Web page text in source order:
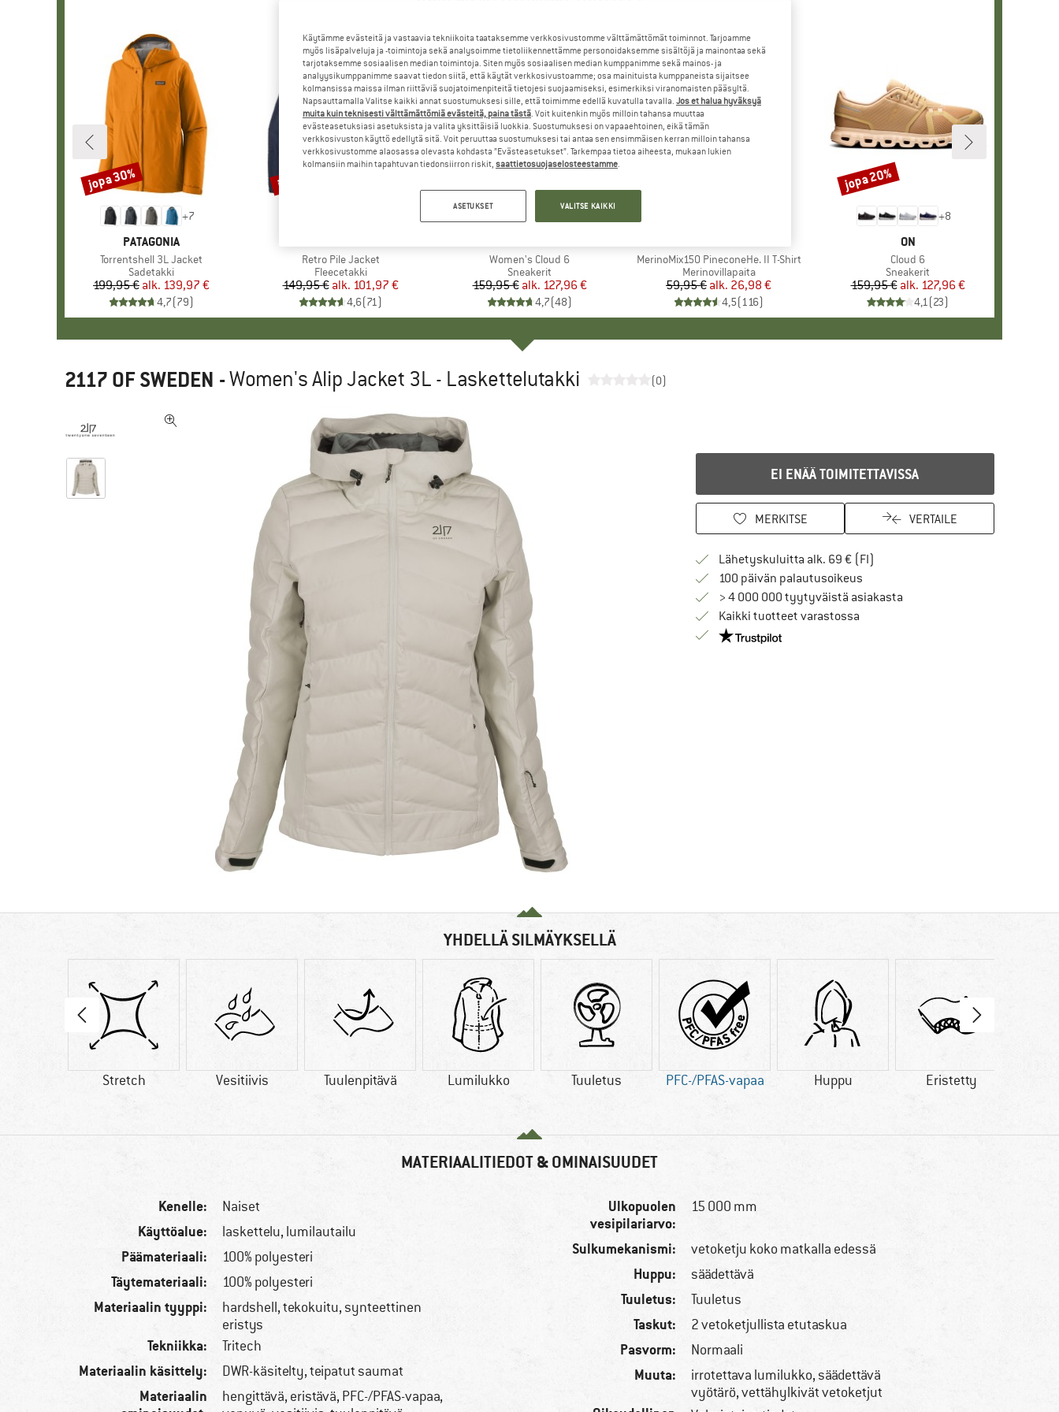
+7
MERKKI
PATAGONIA
Tuote
Torrentshell 3L Jacket
Tuoteryhmä
Sadetakki
Hinta
199,95 € Alennettu hinta
alk. 139,97 €
4,7(79)
Alennus
jopa 30%
Tuote
Retro Pile Jacket
Tuoteryhmä
Fleecetakki
Hinta
149,95 € Alennettu hinta
alk. 101,97 €
4,6(71)
Alennus
jopa 32%
Tuote
Women's Cloud 6
Tuoteryhmä
Sneakerit
Hinta
159,95 € Alennettu hinta
alk. 127,96 €
4,7(48)
jopa 20%
Tuote
MerinoMix150 PineconeHe. II T-Shirt
Tuoteryhmä
Merinovillapaita
Hinta
59,95 € Alennettu hinta
alk. 26,98 €
4,5(116)
+8
MERKKI
ON
Tuote
Cloud 6
Tuoteryhmä
Sneakerit
Hinta
159,95 € Alennettu hinta
alk. 127,96 €
4,1(23)
Alennus
jopa 20%
2117 OF SWEDEN -Women's Alip Jacket 3L - Laskettelutakki (0)
EI ENÄÄ TOIMITETTAVISSA
MERKITSE VERTAILE
Lähetyskuluitta alk. 69 € (FI)
100 päivän palautusoikeusSiirry palautusoikeuteen täältä
> 4 000 000 tyytyväistä asiakasta
Kaikki tuotteet varastossa
Meillä on Trustpilot -sertifiointi - lue lisää tästä!
YHDELLÄ SILMÄYKSELLÄ
Stretch Vesitiivis Tuulenpitävä Lumilukko Tuuletus PFC-/PFAS-vapaa Huppu Eristetty
MATERIAALITIEDOT & OMINAISUUDET
Kenelle: Naiset
Käyttöalue: laskettelu, lumilautailu
Päämateriaali: 100% polyesteri
Täytemateriaali: 100% polyesteri
Materiaalin tyyppi:
hardshell, tekokuitu, synteettinen
eristys
Tekniikka: Tritech
Materiaalin käsittely: DWR-käsitelty, teipatut saumat
Materiaalin
hengittävä, eristävä, PFC-/PFAS-vapaa,
Ulkopuolen
vesipilariarvo:
15 000 mm
Sulkumekanismi: vetoketju koko matkalla edessä
Huppu: säädettävä
Tuuletus: Tuuletus
Taskut: 2 vetoketjullista etutaskua
Pasvorm: Normaali
Muuta:
irrotettava lumilukko, säädettävä
vyötärö, vettähylkivät vetoketjut
Käytämme evästeitä ja vastaavia tekniikoita taataksemme verkkosivustomme välttämättömät toiminnot. Tarjoamme
myös lisäpalveluja ja -toimintoja sekä analysoimme tietoliikennettämme personoidaksemme sisältöjä ja mainontaa sekä
tarjotaksemme sosiaalisen median toimintoja. Siten myös sosiaalisen median kumppanimme sekä mainos- ja
analyysikumppanimme saavat tiedon siitä, että käytät verkkosivustoamme; osa mainituista kumppaneista sijaitsee
kolmansissa maissa ilman riittäviä suojatoimenpiteitä tietojesi suojaamiseksi, esimerkiksi viranomaisten pääsyltä.
Napsauttamalla Valitse kaikki annat suostumuksesi sille, että toimimme edellä kuvatulla tavalla. Jos et halua hyväksyä
muita kuin teknisesti välttämättömiä evästeitä, paina tästä. Voit kuitenkin myös milloin tahansa muuttaa
evästeasetuksiasi asetuksista ja valita yksittäisiä luokkia. Suostumuksesi on vapaaehtoinen, eikä tämän
verkkosivuston käyttö edellytä sitä. Voit peruuttaa suostumuksesi tai antaa sen ensimmäisen kerran milloin tahansa
verkkosivustomme alaosassa olevasta kohdasta ”Evästeasetukset”. Tarkempaa tietoa aiheesta, mukaan lukien
kolmansiin maihin tapahtuvan tiedonsiirron riskit, saattietosuojaselosteestamme.
ASETUKSET VALITSE KAIKKI